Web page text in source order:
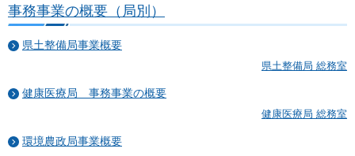
事務事業の概要（局別）
県土整備局事業概要
県土整備局 総務室
健康医療局 事務事業の概要
健康医療局 総務室
環境農政局事業概要